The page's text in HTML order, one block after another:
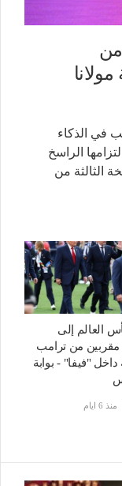
من
في الذكاء
الراسخ
الثالثة من
العالم إلى
من ترامب
"فيفا" - بوابة
منذ 6 ايام